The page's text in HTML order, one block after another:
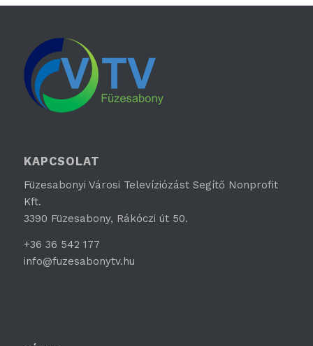
KAPCSOLAT
Füzesabonyi Városi Televíziózást Segítő Nonprofit
Kft.
3390 Füzesabony, Rákóczi út 50.
+36 36 542 177
info@fuzesabonytv.hu